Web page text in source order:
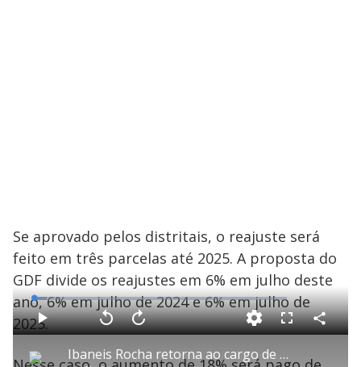
Se aprovado pelos distritais, o reajuste será
feito em três parcelas até 2025. A proposta do
GDF divide os reajustes em 6% em julho deste
ano, 6% em julho de 2024 e 6% em julho de
2025.
Ibaneis Rocha retorna ao cargo de governador do Distrito Federal
P V
t
a
A
a
n
ç
L
o
a
d
e
5
F
l
s
C
o
a